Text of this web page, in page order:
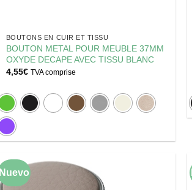
BOUTONS EN CUIR ET TISSU
BOUTON METAL POUR MEUBLE 37MM
OXYDE DECAPE AVEC TISSU BLANC
4,55€ TVA comprise
Nuevo